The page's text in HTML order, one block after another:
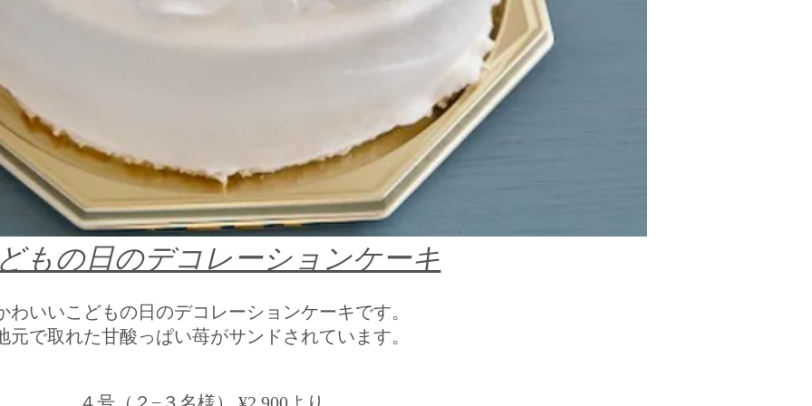
もの日​のデコレーションケーキ
わいいこどもの日のデコレーションケーキです。
元で取れた甘酸っぱい苺がサンドされています。